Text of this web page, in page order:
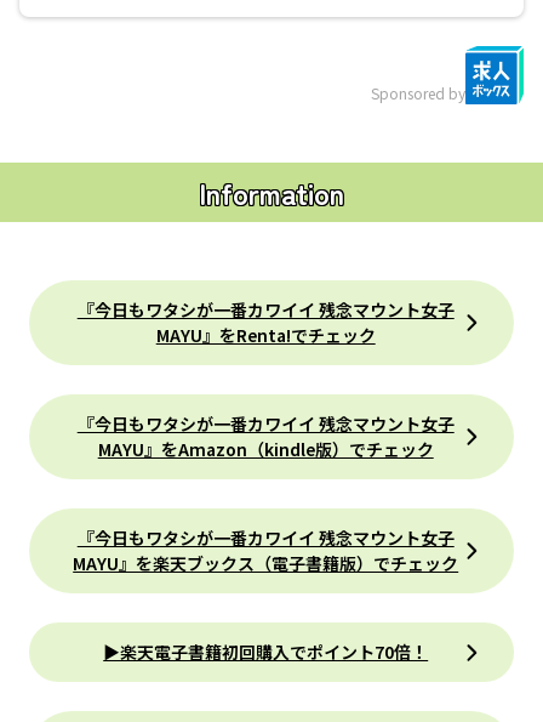
Sponsored by
Information
『今日もワタシが一番カワイイ 残念マウント女子
MAYU』をRenta!でチェック
『今日もワタシが一番カワイイ 残念マウント女子
MAYU』をAmazon（kindle版）でチェック
『今日もワタシが一番カワイイ 残念マウント女子
MAYU』を楽天ブックス（電子書籍版）でチェック
▶楽天電子書籍初回購入でポイント70倍！